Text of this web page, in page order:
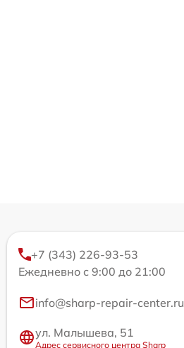
+7 (343) 226-93-53
Ежедневно с 9:00 до 21:00
info@sharp-repair-center.ru
ул. Малышева, 51
Адрес сервисного центра Sharp